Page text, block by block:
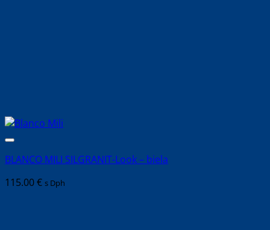
BLANCO MILI SILGRANIT-Look – biela
115.00€ s Dph